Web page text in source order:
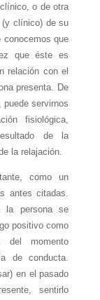
o de otra
(y clínico) de su
que
que éste es
relación con el
presenta. De
puede servirnos
fisiológica,
de la
la relajación.
como un
antes citadas.
la persona se
positivo como
del momento
de conducta.
en el pasado
sentirlo